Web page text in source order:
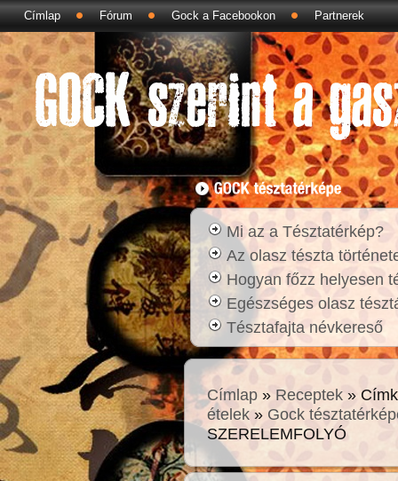
Címlap Fórum Gock a Facebookon Partnerek
Mi az a Tésztatérkép?
Az olasz tészta
Hogyan főzz helyesen
Egészséges olasz
Tésztafajta névkereső
Címlap » Receptek »
ételek » Gock
SZERELEMFOLYÓ